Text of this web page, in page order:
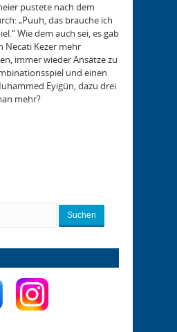
pustete nach dem
„Puuh, das brauche ich
Wie dem auch sei, es gab
Necati Kezer mehr
immer wieder Ansätze zu
und einen
Eyigün, dazu drei
mehr?
Suchen